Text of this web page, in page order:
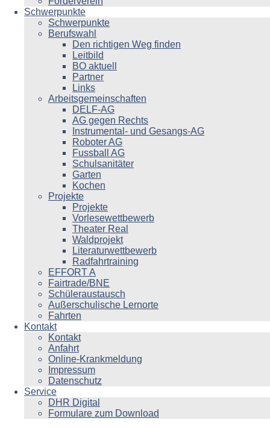
Schwerpunkte
Schwerpunkte
Berufswahl
Den richtigen Weg finden
Leitbild
BO aktuell
Partner
Links
Arbeitsgemeinschaften
DELF-AG
AG gegen Rechts
Instrumental- und Gesangs-AG
Roboter AG
Fussball AG
Schulsanitäter
Garten
Kochen
Projekte
Projekte
Vorlesewettbewerb
Theater Real
Waldprojekt
Literaturwettbewerb
Radfahrtraining
EFFORT A
Fairtrade/BNE
Schüleraustausch
Außerschulische Lernorte
Fahrten
Kontakt
Kontakt
Anfahrt
Online-Krankmeldung
Impressum
Datenschutz
Service
DHR Digital
Formulare zum Download